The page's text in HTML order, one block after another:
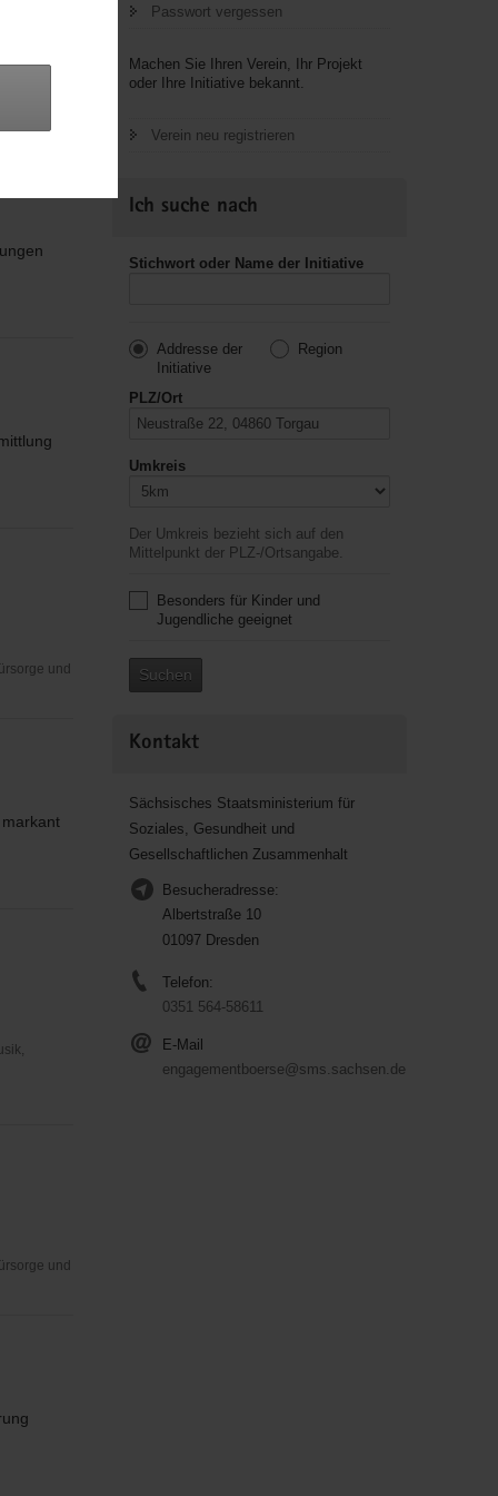
und
und
Passwort vergessen
Machen Sie Ihren Verein, Ihr Projekt
oder Ihre Initiative bekannt.
Verein neu registrieren
Ich suche nach
Stichwort oder Name der Initiative
Addresse der
Initiative
Region
PLZ/Ort
Umkreis
Der Umkreis bezieht sich auf den
Mittelpunkt der PLZ-/Ortsangabe.
Besonders für Kinder und
Jugendliche geeignet
Suchen
Kontakt
Sächsisches Staatsministerium für
Soziales, Gesundheit und
Gesellschaftlichen Zusammenhalt
Besucheradresse:
Albertstraße 10
01097 Dresden
Telefon:
0351 564-58611
E-Mail
engagementboerse@sms.sachsen.de